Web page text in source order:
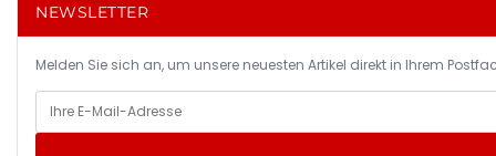
NEWSLETTER
Melden Sie sich an, um unsere neuesten Artikel direkt in Ihrem